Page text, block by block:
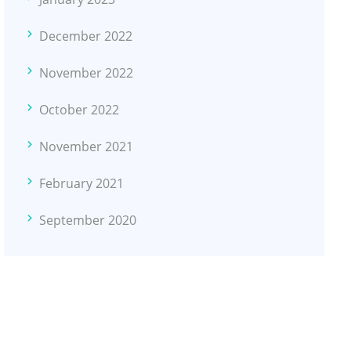
December 2022
November 2022
October 2022
November 2021
February 2021
September 2020